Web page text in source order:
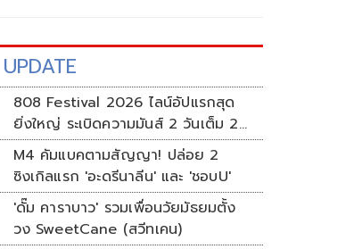
808 Festival 2026 ไลน์อัปแรกสุด
ยิ่งใหญ่ ระเบิดความมันส์ 2 วันเต็ม 2-
3 ต.ค.นี้
M4 คัมแบคตามสัญญา! ปล่อย 2
ซิงเกิลแรก 'อะดรีนาลีน' และ 'ชอบU'
'ดั๊ม คาราบาว' รวมเพื่อนวัยมัธยมตั้ง
วง SweetCane (สวีทเคน)